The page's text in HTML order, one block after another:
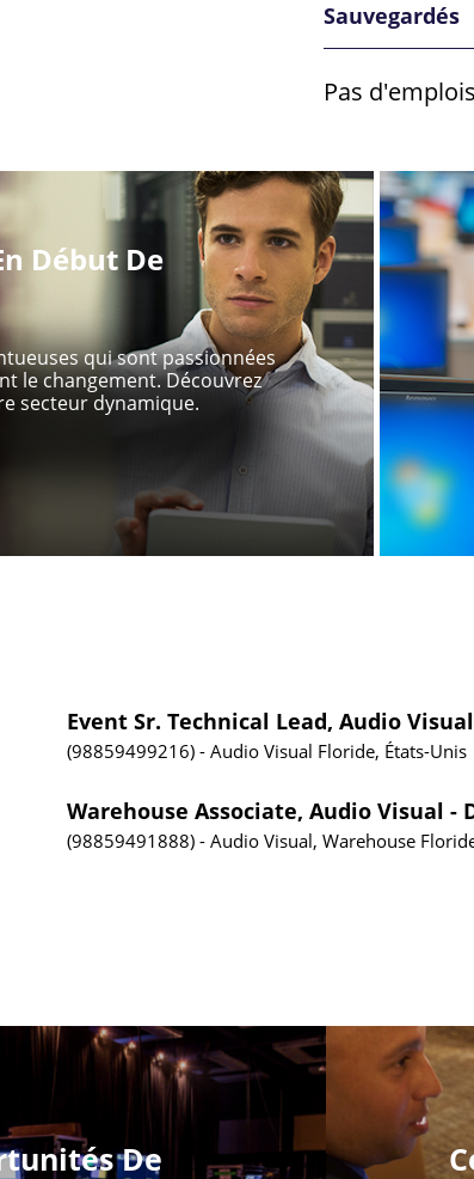
Sauvegardés
Pas
Début De
qui sont passionnées
le changement. Découvrez
secteur dynamique.
Event Sr. Technical Lead, Audio
98859499216 Audio Visual Floride, États-Unis
Warehouse Associate, Audio Visual -
98859491888 Audio Visual, Warehouse
De